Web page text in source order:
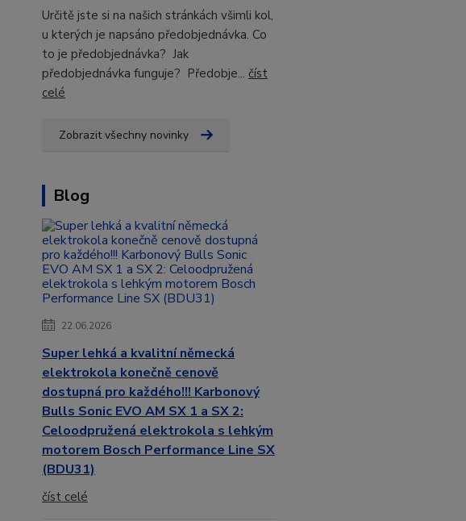
Určitě jste si na našich stránkách všimli kol,
u kterých je napsáno předobjednávka. Co
to je předobjednávka? Jak
předobjednávka funguje? Předobje... číst
celé
Zobrazit všechny novinky
Blog
22.06.2026
Super lehká a kvalitní německá
elektrokola konečně cenově
dostupná pro každého!!! Karbonový
Bulls Sonic EVO AM SX 1 a SX 2:
Celoodpružená elektrokola s lehkým
motorem Bosch Performance Line SX
(BDU31)
číst celé